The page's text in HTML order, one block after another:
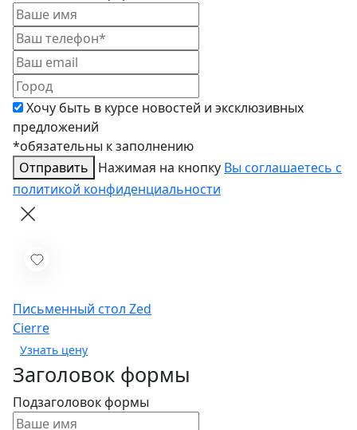
Хочу быть в курсе новостей и эксклюзивных
предложений
*обязательны к заполнению
Отправить
Нажимая на кнопку Вы соглашаетесь с
политикой конфиденциальности
Письменный стол Zed
Cierre
Заголовок формы
Подзаголовок формы